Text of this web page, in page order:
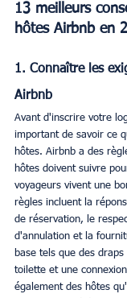
13 meilleurs
hôtes Airbnb en
1. Connaître les
Airbnb
Avant d'inscrire votre
important de savoir ce
hôtes. Airbnb a des
hôtes doivent suivre
voyageurs vivent une
règles incluent la
de réservation, le
d'annulation et la
base tels que des
toilette et une
également des hôtes